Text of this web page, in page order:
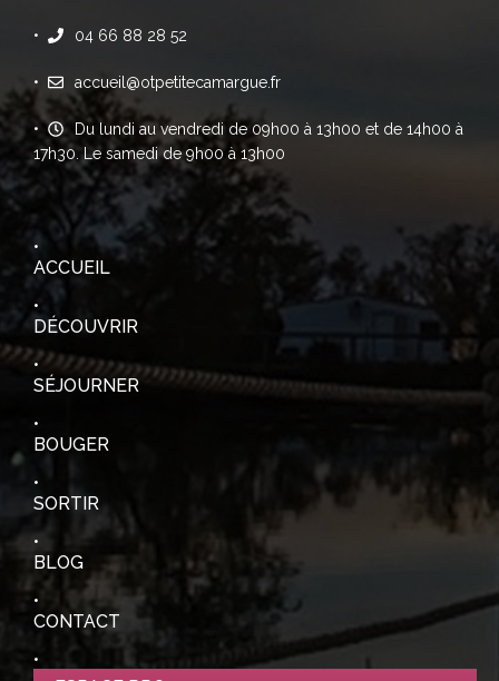
04 66 88 28 52
accueil@otpetitecamargue.fr
Du lundi au vendredi de 09h00 à 13h00 et de 14h00 à
17h30. Le samedi de 9h00 à 13h00
ACCUEIL
DÉCOUVRIR
SÉJOURNER
BOUGER
SORTIR
BLOG
CONTACT